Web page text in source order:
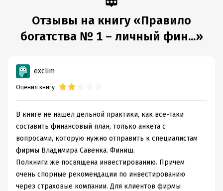
Отзывы на книгу «Правило
богатства № 1 – личный фин...»
exclim
Оценил книгу
В книге не нашел дельной практики, как все-таки
составить финансовый план, только анкета с
вопросами, которую нужно отправить к специалистам
фирмы Владимира Савенка. Финиш.
Полкниги же посвящена инвестированию. Причем
очень спорные рекомендации по инвестированию
через страховые компании. Для клиентов фирмы